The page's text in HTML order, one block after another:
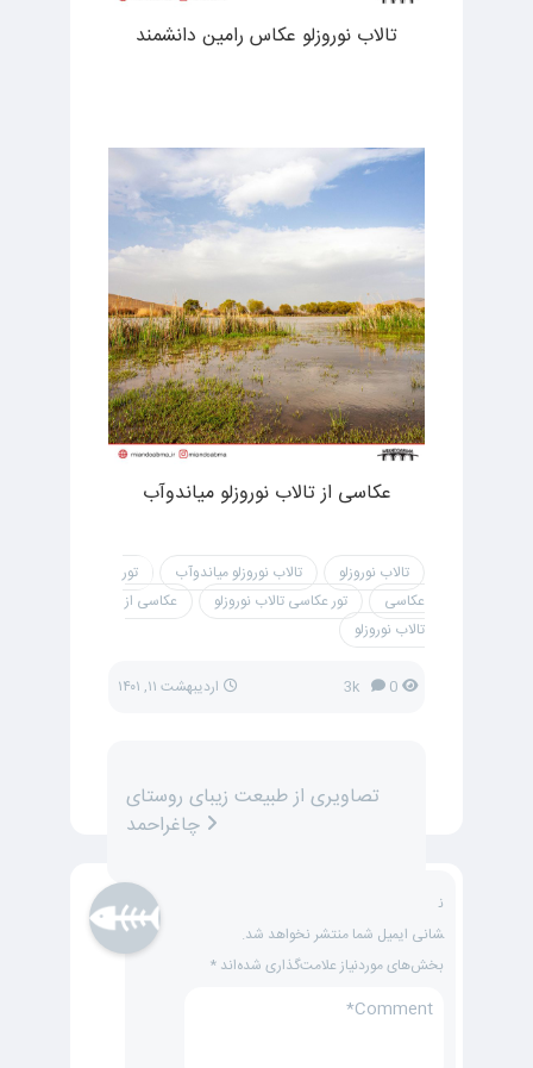
تالاب نوروزلو عکاس رامین دانشمند
عکاسی از تالاب نوروزلو میاندوآب
تالاب نوروزلو تالاب نوروزلو میاندوآب
تور
عکاسی
تور عکاسی تالاب نوروزلو
عکاسی از
تالاب نوروزلو
3k 0 اردیبهشت ۱۱, ۱۴۰۱
تصاویری از طبیعت زیبای روستای
ن
شانی ایمیل شما منتشر نخواهد شد.
بخش‌های موردنیاز علامت‌گذاری شده‌اند *